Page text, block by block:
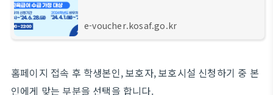
e-voucher.kosaf.go.kr
홈페이지 접속 후 학생본인, 보호자, 보호시설 신청하기 중 본
인에게 맞는 부분을 선택을 합니다.